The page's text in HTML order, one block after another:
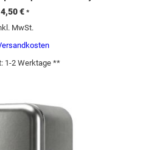
4,50€ *
MwSt.
1-2 Werktage **